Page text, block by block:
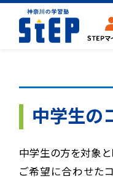
中学生のコース
高校生のコー
中学生の
中学生の方を対象と
ご希望に合わせた